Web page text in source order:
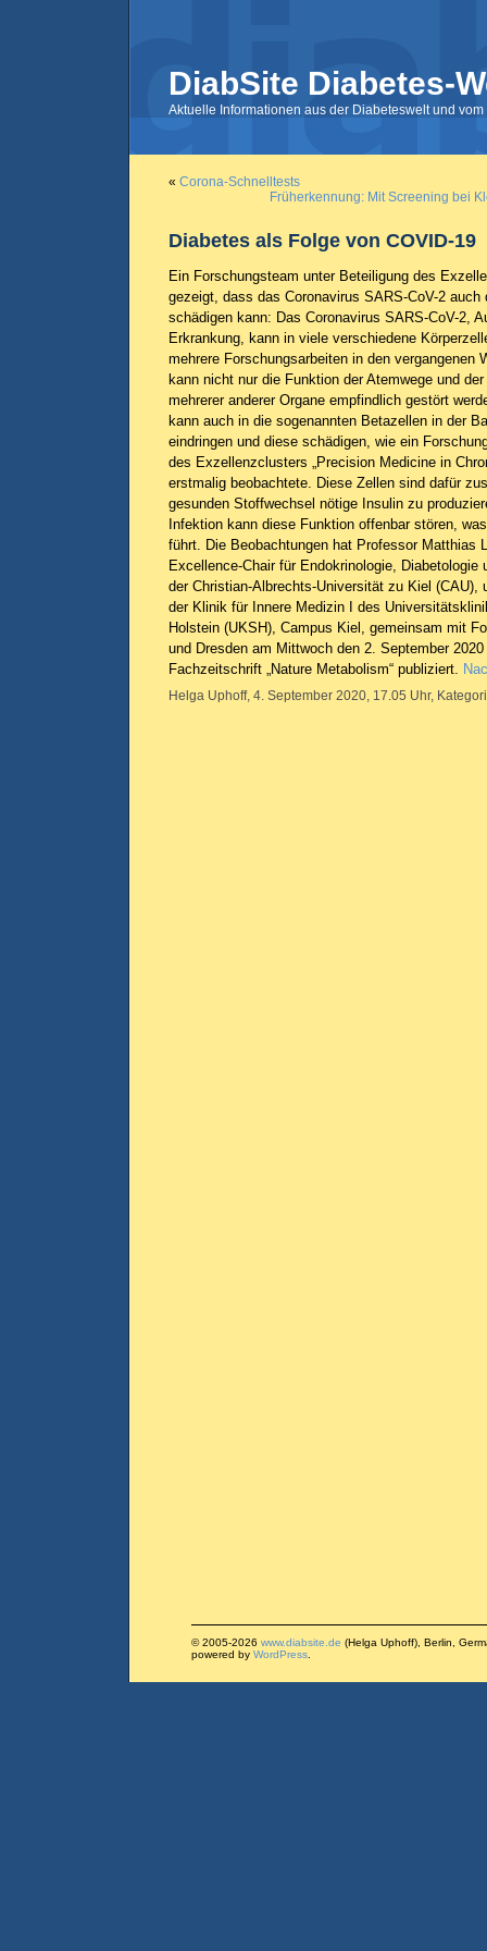
DiabSite Diabetes-
Aktuelle Informationen aus der Diabeteswelt und
« Corona-Schnelltests
Früherkennung: Mit Screening bei
Diabetes als Folge von COVID-19
Ein Forschungsteam unter Beteiligung des
gezeigt, dass das Coronavirus SARS-CoV-2 auch
schädigen kann: Das Coronavirus SARS-CoV-2,
Erkrankung, kann in viele verschiedene
mehrere Forschungsarbeiten in den vergangenen
kann nicht nur die Funktion der Atemwege und
mehrerer anderer Organe empfindlich gestört
kann auch in die sogenannten Betazellen in der
eindringen und diese schädigen, wie ein
des Exzellenzclusters „Precision Medicine in
erstmalig beobachtete. Diese Zellen sind dafür
gesunden Stoffwechsel nötige Insulin zu
Infektion kann diese Funktion offenbar stören,
führt. Die Beobachtungen hat Professor Matthias
Excellence-Chair für Endokrinologie, Diabetologie
der Christian-Albrechts-Universität zu Kiel (CAU),
der Klinik für Innere Medizin I des
Holstein (UKSH), Campus Kiel, gemeinsam mit
und Dresden am Mittwoch den 2. September
Fachzeitschrift „Nature Metabolism“ publiziert.
Helga Uphoff, 4. September 2020, 17.05 Uhr,
© 2005-2026 www.diabsite.de (Helga Uphoff), Berlin,
powered by WordPress.